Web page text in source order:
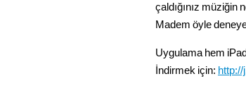
çaldığınız müziğin
Madem öyle
Uygulama hem
İndirmek için: